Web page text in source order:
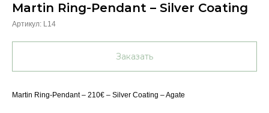
Martin Ring-Pendant – Silver Coating
Артикул: L14
Заказать
Martin Ring-Pendant – 210€ – Silver Coating – Agate